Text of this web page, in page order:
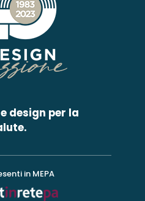
design per la
in MEPA